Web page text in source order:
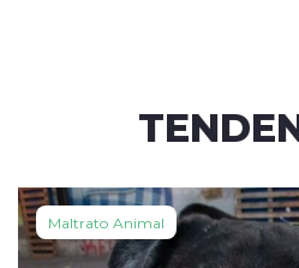
Maltrato Animal